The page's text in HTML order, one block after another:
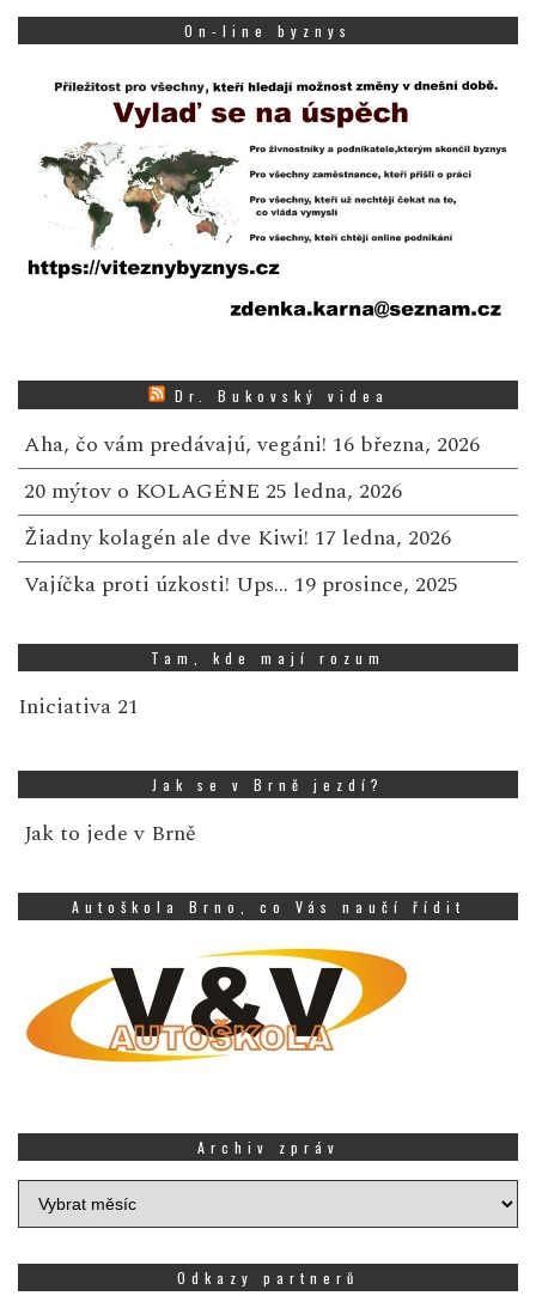
On-line byznys
Dr. Bukovský videa
Aha, čo vám predávajú, vegáni! 16 března, 2026
20 mýtov o KOLAGÉNE 25 ledna, 2026
Žiadny kolagén ale dve Kiwi! 17 ledna, 2026
Vajíčka proti úzkosti! Ups… 19 prosince, 2025
Tam, kde mají rozum
Iniciativa 21
Jak se v Brně jezdí?
Jak to jede v Brně
Autoškola Brno, co Vás naučí řídit
Archiv zpráv
Archiv
zpráv
Odkazy partnerů